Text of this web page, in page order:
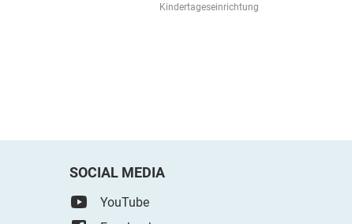
Kindertageseinrichtung
SOCIAL MEDIA
YouTube